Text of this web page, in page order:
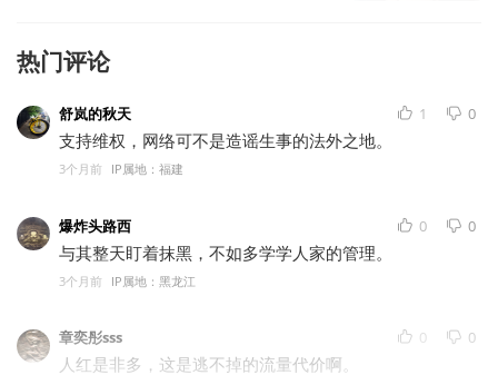
热门评论
舒岚的秋天 1 0
支持维权，网络可不是造谣生事的法外之地。
3个月前 IP属地：福建
爆炸头路西 0 0
与其整天盯着抹黑，不如多学学人家的管理。
3个月前 IP属地：黑龙江
章奕彤sss 0 0
人红是非多，这是逃不掉的流量代价啊。